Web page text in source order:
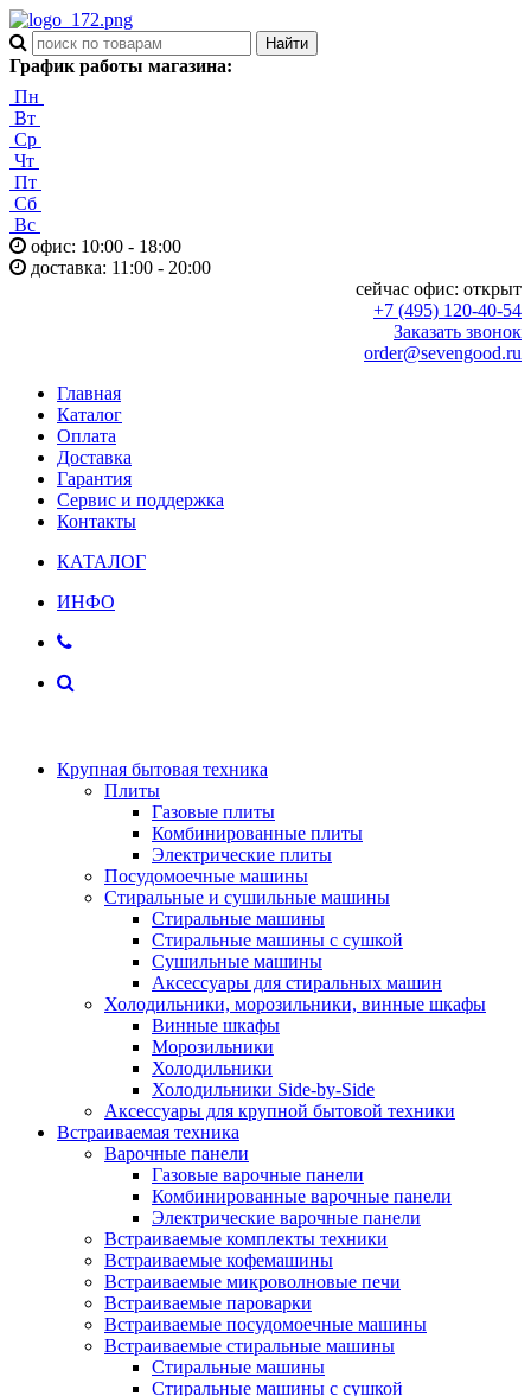
График работы магазина:
Пн
Вт
Ср
Чт
Пт
Сб
Вс
офис: 10:00 - 18:00
доставка: 11:00 - 20:00
сейчас офис: открыт
+7 (495) 120-40-54
Заказать звонок
order@sevengood.ru
Главная
Каталог
Оплата
Доставка
Гарантия
Сервис и поддержка
Контакты
КАТАЛОГ
ИНФО
Крупная бытовая техника
Плиты
Газовые плиты
Комбинированные плиты
Электрические плиты
Посудомоечные машины
Стиральные и сушильные машины
Стиральные машины
Стиральные машины с сушкой
Сушильные машины
Аксессуары для стиральных машин
Холодильники, морозильники, винные шкафы
Винные шкафы
Морозильники
Холодильники
Холодильники Side-by-Side
Аксессуары для крупной бытовой техники
Встраиваемая техника
Варочные панели
Газовые варочные панели
Комбинированные варочные панели
Электрические варочные панели
Встраиваемые комплекты техники
Встраиваемые кофемашины
Встраиваемые микроволновые печи
Встраиваемые пароварки
Встраиваемые посудомоечные машины
Встраиваемые стиральные машины
Стиральные машины
Стиральные машины с сушкой